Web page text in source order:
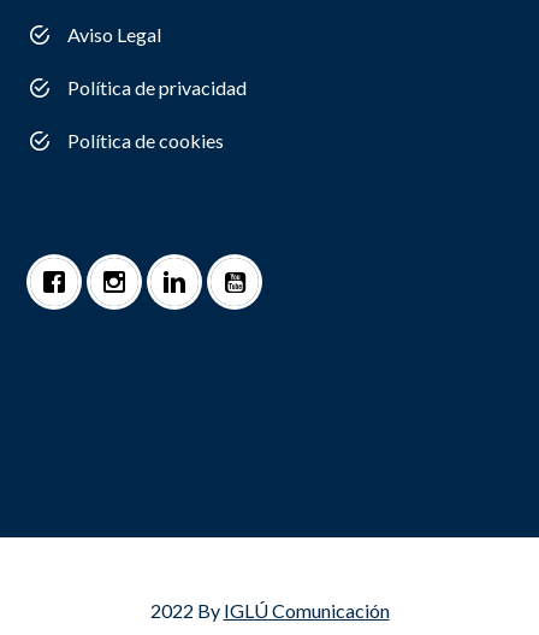
Aviso Legal
Política de privacidad
Política de cookies
2022 By IGLÚ Comunicación